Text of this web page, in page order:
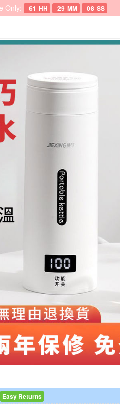
Only: 61 HH 29 MM 07 SS
Easy Returns